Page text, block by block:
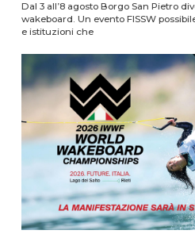
Dal 3 all’8 agosto Borgo San Pietro
wakeboard. Un evento FISSW
e istituzioni che